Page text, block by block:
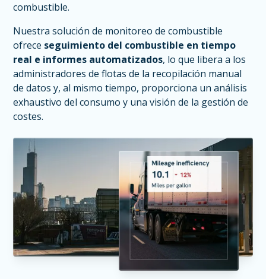
combustible.
Nuestra solución de monitoreo de combustible
ofrece seguimiento del combustible en tiempo
real e informes automatizados, lo que libera a los
administradores de flotas de la recopilación manual
de datos y, al mismo tiempo, proporciona un análisis
exhaustivo del consumo y una visión de la gestión de
costes.